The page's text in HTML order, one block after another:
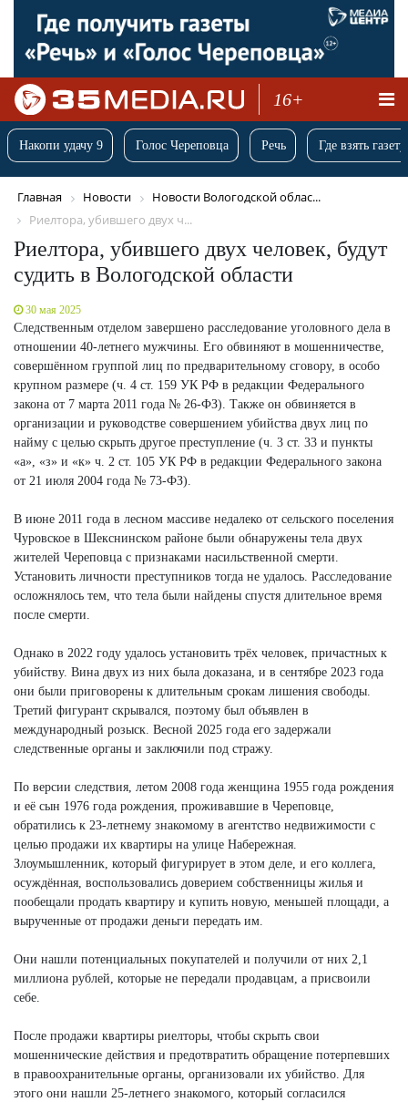
16+
Накопи удачу 9 Голос Череповца Речь Где взять
Главная Новости
Новости Вологодской облас...
Риелтора, убившего двух ч...
Риелтора, убившего двух человек, будут
судить в Вологодской области
30 мая 2025
Следственным отделом завершено расследование уголовного дела в
отношении 40-летнего мужчины. Его обвиняют в мошенничестве,
совершённом группой лиц по предварительному сговору, в особо
крупном размере (ч. 4 ст. 159 УК РФ в редакции Федерального
закона от 7 марта 2011 года № 26-ФЗ). Также он обвиняется в
организации и руководстве совершением убийства двух лиц по
найму с целью скрыть другое преступление (ч. 3 ст. 33 и пункты
«а», «з» и «к» ч. 2 ст. 105 УК РФ в редакции Федерального закона
от 21 июля 2004 года № 73-ФЗ).
В июне 2011 года в лесном массиве недалеко от сельского поселения
Чуровское в Шекснинском районе были обнаружены тела двух
жителей Череповца с признаками насильственной смерти.
Установить личности преступников тогда не удалось. Расследование
осложнялось тем, что тела были найдены спустя длительное время
после смерти.
Однако в 2022 году удалось установить трёх человек, причастных к
убийству. Вина двух из них была доказана, и в сентябре 2023 года
они были приговорены к длительным срокам лишения свободы.
Третий фигурант скрывался, поэтому был объявлен в
международный розыск. Весной 2025 года его задержали
следственные органы и заключили под стражу.
По версии следствия, летом 2008 года женщина 1955 года рождения
и её сын 1976 года рождения, проживавшие в Череповце,
обратились к 23-летнему знакомому в агентство недвижимости с
целью продажи их квартиры на улице Набережная.
Злоумышленник, который фигурирует в этом деле, и его коллега,
осуждённая, воспользовались доверием собственницы жилья и
пообещали продать квартиру и купить новую, меньшей площади, а
вырученные от продажи деньги передать им.
Они нашли потенциальных покупателей и получили от них 2,1
миллиона рублей, которые не передали продавцам, а присвоили
себе.
После продажи квартиры риелторы, чтобы скрыть свои
мошеннические действия и предотвратить обращение потерпевших
в правоохранительные органы, организовали их убийство. Для
этого они нашли 25-летнего знакомого, который согласился